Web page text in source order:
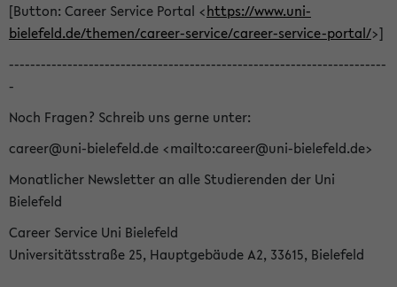
[Button: Career Service Portal <https://www.uni-
bielefeld.de/themen/career-service/career-service-portal/>]
-----------------------------------------------------------------------
-
Noch Fragen? Schreib uns gerne unter:
career@uni-bielefeld.de <mailto:career@uni-bielefeld.de>
Monatlicher Newsletter an alle Studierenden der Uni
Bielefeld
Career Service Uni Bielefeld
Universitätsstraße 25, Hauptgebäude A2, 33615, Bielefeld